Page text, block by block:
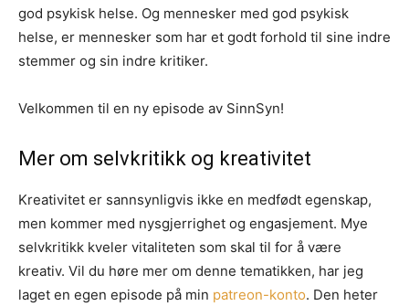
god psykisk helse. Og mennesker med god psykisk
helse, er mennesker som har et godt forhold til sine indre
stemmer og sin indre kritiker.
Velkommen til en ny episode av SinnSyn!
Mer om selvkritikk og kreativitet
Kreativitet er sannsynligvis ikke en medfødt egenskap,
men kommer med nysgjerrighet og engasjement. Mye
selvkritikk kveler vitaliteten som skal til for å være
kreativ. Vil du høre mer om denne tematikken, har jeg
laget en egen episode på min patreon-konto. Den heter